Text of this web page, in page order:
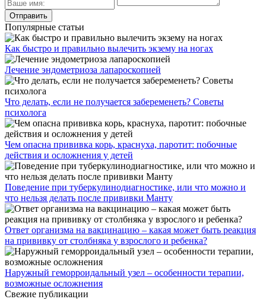
Популярные статьи
Как быстро и правильно вылечить экзему на ногах
Лечение эндометриоза лапароскопией
Что делать, если не получается забеременеть? Советы
психолога
Чем опасна прививка корь, краснуха, паротит: побочные
действия и осложнения у детей
Поведение при туберкулинодиагностике, или что можно и
что нельзя делать после прививки Манту
Ответ организма на вакцинацию – какая может быть реакция
на прививку от столбняка у взрослого и ребенка?
Наружный геморроидальный узел – особенности терапии,
возможные осложнения
Свежие публикации